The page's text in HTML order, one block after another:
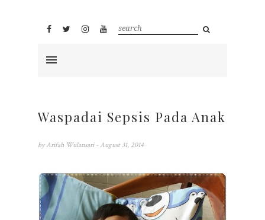
Waspadai Sepsis Pada Anak
by Arifah Wulansari - August 31, 2014